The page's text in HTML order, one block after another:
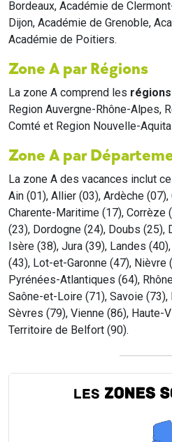
Bordeaux, Académie de
Dijon, Académie de Grenoble,
Académie de Poitiers.
Zone A par Régions
La zone A comprend les régions
Region Auvergne-Rhône-Alpes,
Comté et Region Nouvelle-
Zone A par
La zone A des vacances inclut
Ain (01), Allier (03), Ardèche
Charente-Maritime (17), Corrèze
(23), Dordogne (24), Doubs (25),
Isère (38), Jura (39), Landes
(43), Lot-et-Garonne (47), Nièvre
Pyrénées-Atlantiques (64),
Saône-et-Loire (71), Savoie
Sèvres (79), Vienne (86), Haute-
Territoire de Belfort (90).